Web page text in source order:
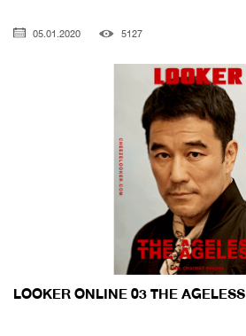
05.01.2020 5127
LOOKER ONLINE 03 THE AGELESS